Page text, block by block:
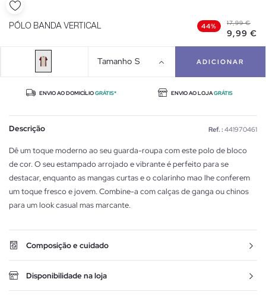
PÓLO BANDA VERTICAL 44% 17,99 €
9,99 €
Tamanho S ADICIONAR
ENVIO AO DOMICÍLIOGRÁTIS* ENVIO AO LOJAGRÁTIS
Descrição Ref. : 441970461
Dê um toque moderno ao seu guarda-roupa com este polo de bloco
de cor. O seu estampado arrojado e vibrante é perfeito para se
destacar, enquanto as mangas curtas e o colarinho mao lhe conferem
um toque fresco e jovem. Combine-a com calças de ganga ou chinos
para um look casual mas marcante.
Composição e cuidado
Disponibilidade na loja